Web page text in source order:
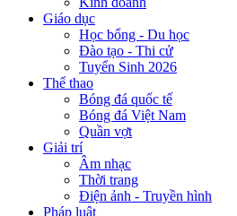
Giáo dục
Học bổng - Du học
Đào tạo - Thi cử
Tuyển Sinh 2026
Thể thao
Bóng đá quốc tế
Bóng đá Việt Nam
Quần vợt
Giải trí
Âm nhạc
Thời trang
Điện ảnh - Truyền hình
Pháp luật